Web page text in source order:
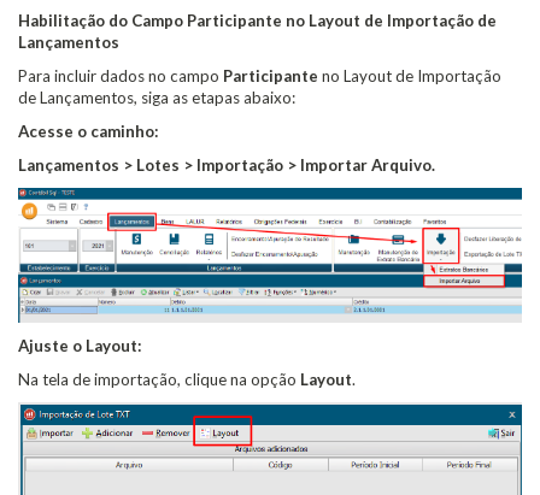
Habilitação do Campo Participante no Layout de Importação de
Lançamentos
Para incluir dados no campo Participante no Layout de Importação
de Lançamentos, siga as etapas abaixo:
Acesse o caminho:
Lançamentos > Lotes > Importação > Importar Arquivo.
Ajuste o Layout:
Na tela de importação, clique na opção Layout.